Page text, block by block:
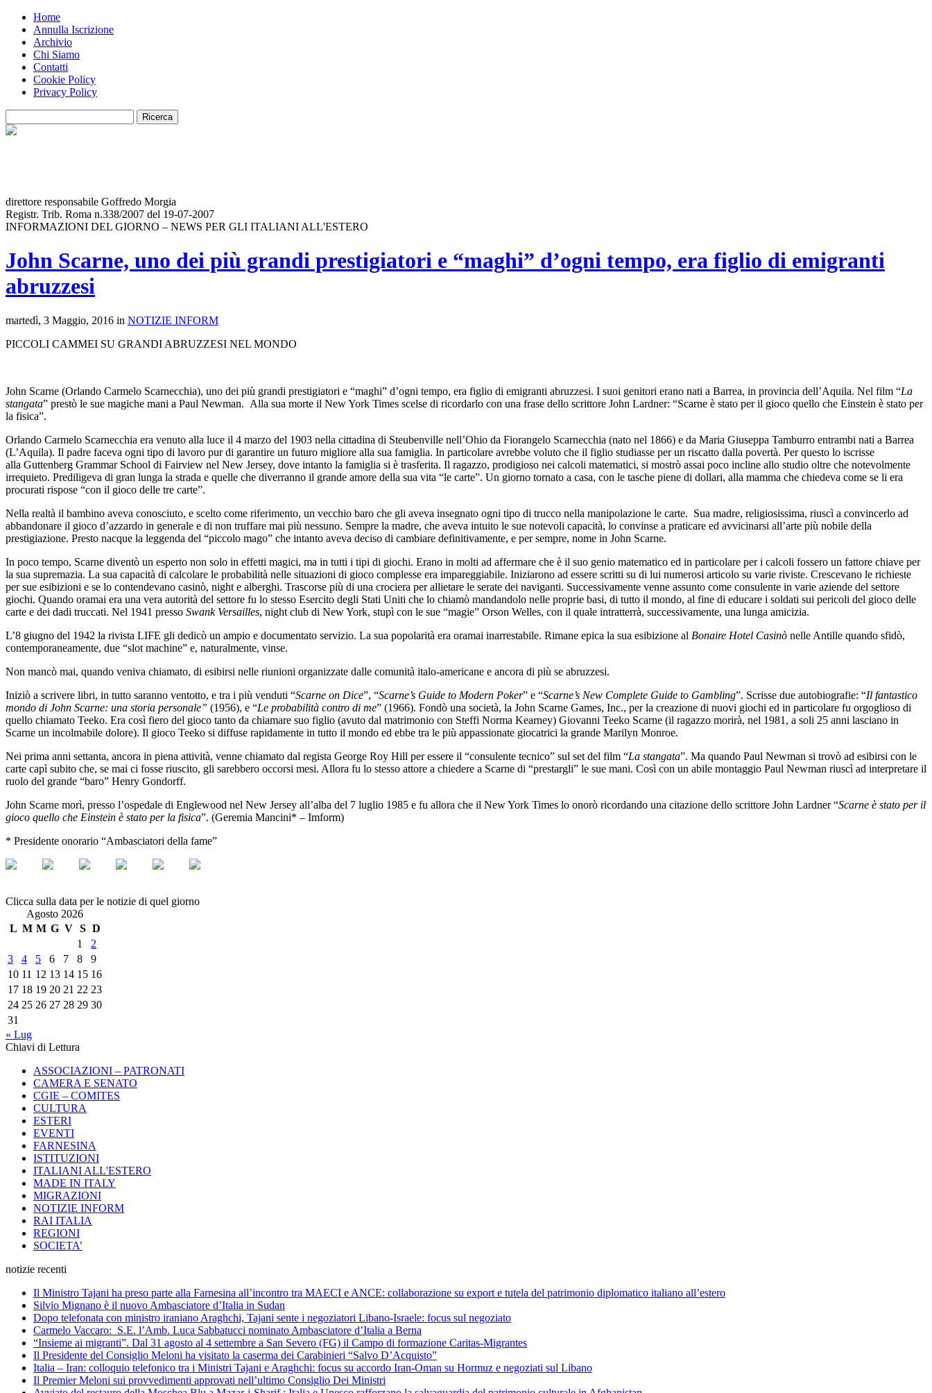
Home
Annulla Iscrizione
Archivio
Chi Siamo
Contatti
Cookie Policy
Privacy Policy
direttore responsabile Goffredo Morgia
Registr. Trib. Roma n.338/2007 del 19-07-2007
INFORMAZIONI DEL GIORNO – NEWS PER GLI ITALIANI ALL'ESTERO
John Scarne, uno dei più grandi prestigiatori e “maghi” d’ogni tempo, era figlio di emigranti
abruzzesi
martedì, 3 Maggio, 2016 in NOTIZIE INFORM
PICCOLI CAMMEI SU GRANDI ABRUZZESI NEL MONDO
John Scarne (Orlando Carmelo Scarnecchia), uno dei più grandi prestigiatori e “maghi” d’ogni tempo, era figlio di emigranti abruzzesi. I suoi genitori erano nati a Barrea, in provincia dell’Aquila. Nel film “La
stangata” prestò le sue magiche mani a Paul Newman. Alla sua morte il New York Times scelse di ricordarlo con una frase dello scrittore John Lardner: “Scarne è stato per il gioco quello che Einstein è stato per
la fisica”.
Orlando Carmelo Scarnecchia era venuto alla luce il 4 marzo del 1903 nella cittadina di Steubenville nell’Ohio da Fiorangelo Scarnecchia (nato nel 1866) e da Maria Giuseppa Tamburro entrambi nati a Barrea
(L’Aquila). Il padre faceva ogni tipo di lavoro pur di garantire un futuro migliore alla sua famiglia. In particolare avrebbe voluto che il figlio studiasse per un riscatto dalla povertà. Per questo lo iscrisse
alla Guttenberg Grammar School di Fairview nel New Jersey, dove intanto la famiglia si è trasferita. Il ragazzo, prodigioso nei calcoli matematici, si mostrò assai poco incline allo studio oltre che notevolmente
irrequieto. Prediligeva di gran lunga la strada e quelle che diverranno il grande amore della sua vita “le carte”. Un giorno tornato a casa, con le tasche piene di dollari, alla mamma che chiedeva come se li era
procurati rispose “con il gioco delle tre carte”.
Nella realtà il bambino aveva conosciuto, e scelto come riferimento, un vecchio baro che gli aveva insegnato ogni tipo di trucco nella manipolazione le carte. Sua madre, religiosissima, riuscì a convincerlo ad
abbandonare il gioco d’azzardo in generale e di non truffare mai più nessuno. Sempre la madre, che aveva intuito le sue notevoli capacità, lo convinse a praticare ed avvicinarsi all’arte più nobile della
prestigiazione. Presto nacque la leggenda del “piccolo mago” che intanto aveva deciso di cambiare definitivamente, e per sempre, nome in John Scarne.
In poco tempo, Scarne diventò un esperto non solo in effetti magici, ma in tutti i tipi di giochi. Erano in molti ad affermare che è il suo genio matematico ed in particolare per i calcoli fossero un fattore chiave per
la sua supremazia. La sua capacità di calcolare le probabilità nelle situazioni di gioco complesse era impareggiabile. Iniziarono ad essere scritti su di lui numerosi articolo su varie riviste. Crescevano le richieste
per sue esibizioni e se lo contendevano casinò, night e alberghi. Trascorse più di una crociera per allietare le serate dei naviganti. Successivamente venne assunto come consulente in varie aziende del settore
giochi. Quando oramai era una vera autorità del settore fu lo stesso Esercito degli Stati Uniti che lo chiamò mandandolo nelle proprie basi, di tutto il mondo, al fine di educare i soldati sui pericoli del gioco delle
carte e dei dadi truccati. Nel 1941 presso Swank Versailles, night club di New York, stupì con le sue “magie” Orson Welles, con il quale intratterrà, successivamente, una lunga amicizia.
L’8 giugno del 1942 la rivista LIFE gli dedicò un ampio e documentato servizio. La sua popolarità era oramai inarrestabile. Rimane epica la sua esibizione al Bonaire Hotel Casinò nelle Antille quando sfidò,
contemporaneamente, due “slot machine” e, naturalmente, vinse.
Non mancò mai, quando veniva chiamato, di esibirsi nelle riunioni organizzate dalle comunità italo-americane e ancora di più se abruzzesi.
Iniziò a scrivere libri, in tutto saranno ventotto, e tra i più venduti “Scarne on Dice”, “Scarne’s Guide to Modern Poker” e “Scarne’s New Complete Guide to Gambling”. Scrisse due autobiografie: “Il fantastico
mondo di John Scarne: una storia personale” (1956), e “Le probabilità contro di me” (1966). Fondò una società, la John Scarne Games, Inc., per la creazione di nuovi giochi ed in particolare fu orgoglioso di
quello chiamato Teeko. Era così fiero del gioco tanto da chiamare suo figlio (avuto dal matrimonio con Steffi Norma Kearney) Giovanni Teeko Scarne (il ragazzo morirà, nel 1981, a soli 25 anni lasciano in
Scarne un incolmabile dolore). Il gioco Teeko si diffuse rapidamente in tutto il mondo ed ebbe tra le più appassionate giocatrici la grande Marilyn Monroe.
Nei prima anni settanta, ancora in piena attività, venne chiamato dal regista George Roy Hill per essere il “consulente tecnico” sul set del film “La stangata”. Ma quando Paul Newman si trovò ad esibirsi con le
carte capì subito che, se mai ci fosse riuscito, gli sarebbero occorsi mesi. Allora fu lo stesso attore a chiedere a Scarne di “prestargli” le sue mani. Così con un abile montaggio Paul Newman riuscì ad interpretare il
ruolo del grande “baro” Henry Gondorff.
John Scarne morì, presso l’ospedale di Englewood nel New Jersey all’alba del 7 luglio 1985 e fu allora che il New York Times lo onorò ricordando una citazione dello scrittore John Lardner “Scarne è stato per il
gioco quello che Einstein è stato per la fisica”. (Geremia Mancini* – Imform)
* Presidente onorario “Ambasciatori della fame”
Clicca sulla data per le notizie di quel giorno
Agosto 2026
L M M G V S D
1
2
3
4 5 6 7 8
9
10 11 12 13 14 15 16
17 18 19 20 21 22 23
24 25 26 27 28 29 30
31
« Lug
Chiavi di Lettura
ASSOCIAZIONI – PATRONATI
CAMERA E SENATO
CGIE – COMITES
CULTURA
ESTERI
EVENTI
FARNESINA
ISTITUZIONI
ITALIANI ALL'ESTERO
MADE IN ITALY
MIGRAZIONI
NOTIZIE INFORM
RAI ITALIA
REGIONI
SOCIETA’
notizie recenti
Il Ministro Tajani ha preso parte alla Farnesina all’incontro tra MAECI e ANCE: collaborazione su export e tutela del patrimonio diplomatico italiano all’estero
Silvio Mignano è il nuovo Ambasciatore d’Italia in Sudan
Dopo telefonata con ministro iraniano Araghchi, Tajani sente i negoziatori Libano-Israele: focus sul negoziato
Carmelo Vaccaro: S.E. l’Amb. Luca Sabbatucci nominato Ambasciatore d’Italia a Berna
“Insieme ai migranti”. Dal 31 agosto al 4 settembre a San Severo (FG) il Campo di formazione Caritas-Migrantes
Il Presidente del Consiglio Meloni ha visitato la caserma dei Carabinieri “Salvo D’Acquisto”
Italia – Iran: colloquio telefonico tra i Ministri Tajani e Araghchi: focus su accordo Iran-Oman su Hormuz e negoziati sul Libano
Il Premier Meloni sui provvedimenti approvati nell’ultimo Consiglio Dei Ministri